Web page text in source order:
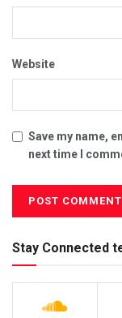
Website
Save my name,
next time I
Stay Connected